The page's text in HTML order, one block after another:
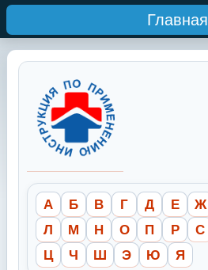
Главная
А Б В Г Д Е Ж
Л
М Н О П Р С
Ц
Ч Ш Э Ю Я